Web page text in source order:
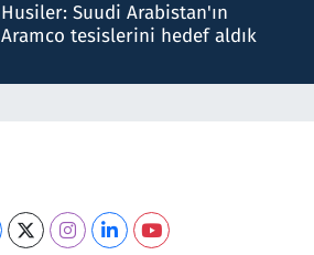
Husiler: Suudi Arabistan'ın
Aramco tesislerini hedef aldık